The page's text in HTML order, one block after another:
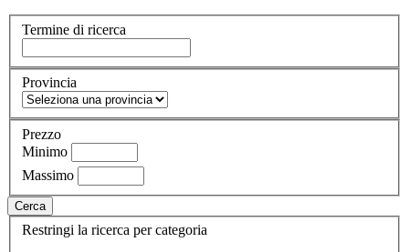
Termine di ricerca
Provincia
Prezzo
Minimo
Massimo
Cerca
Restringi la ricerca per categoria